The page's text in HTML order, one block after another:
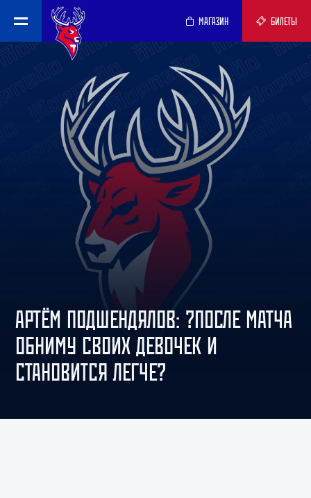
МАГАЗИН БИЛЕТЫ
АРТЁМ ПОДШЕНДЯЛОВ: ?ПОСЛЕ МАТЧА
ОБНИМУ СВОИХ ДЕВОЧЕК И
СТАНОВИТСЯ ЛЕГЧЕ?